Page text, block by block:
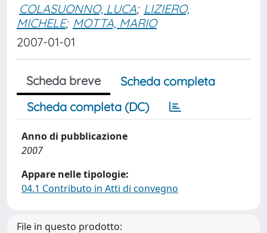
COLASUONNO, LUCA; LIZIERO,
MICHELE; MOTTA, MARIO
2007-01-01
Scheda breve
Scheda completa
Scheda completa (DC)
Anno di pubblicazione
2007
Appare nelle tipologie:
04.1 Contributo in Atti di convegno
File in questo prodotto: